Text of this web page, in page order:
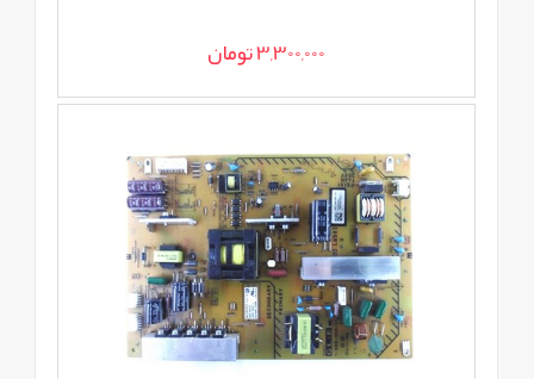
3,300,000 تومان